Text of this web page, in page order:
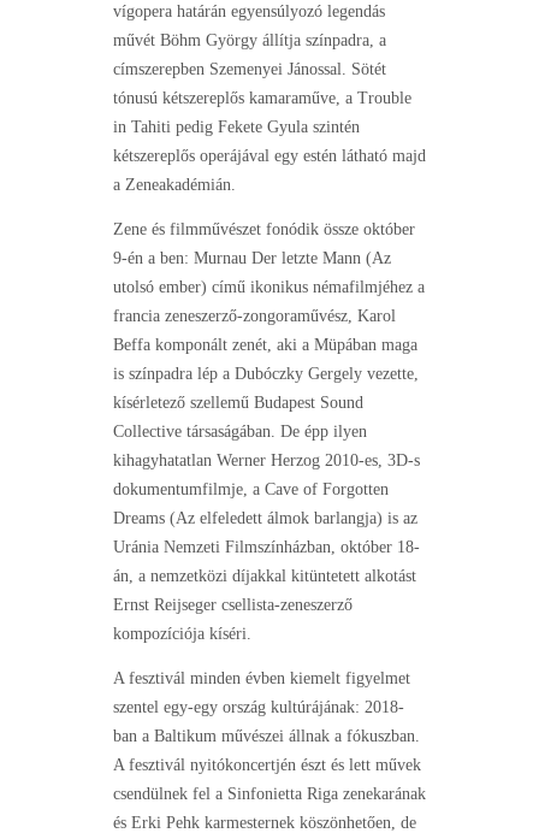
vígopera határán egyensúlyozó legendás
művét Böhm György állítja színpadra, a
címszerepben Szemenyei Jánossal. Sötét
tónusú kétszereplős kamaraműve, a Trouble
in Tahiti pedig Fekete Gyula szintén
kétszereplős operájával egy estén látható majd
a Zeneakadémián.
Zene és filmművészet fonódik össze október
9-én a ben: Murnau Der letzte Mann (Az
utolsó ember) című ikonikus némafilmjéhez a
francia zeneszerző-zongoraművész, Karol
Beffa komponált zenét, aki a Müpában maga
is színpadra lép a Dubóczky Gergely vezette,
kísérletező szellemű Budapest Sound
Collective társaságában. De épp ilyen
kihagyhatatlan Werner Herzog 2010-es, 3D-s
dokumentumfilmje, a Cave of Forgotten
Dreams (Az elfeledett álmok barlangja) is az
Uránia Nemzeti Filmszínházban, október 18-
án, a nemzetközi díjakkal kitüntetett alkotást
Ernst Reijseger csellista-zeneszerző
kompozíciója kíséri.
A fesztivál minden évben kiemelt figyelmet
szentel egy-egy ország kultúrájának: 2018-
ban a Baltikum művészei állnak a fókuszban.
A fesztivál nyitókoncertjén észt és lett művek
csendülnek fel a Sinfonietta Riga zenekarának
és Erki Pehk karmesternek köszönhetően, de